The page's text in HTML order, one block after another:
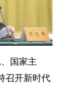
国家主
召开新时代